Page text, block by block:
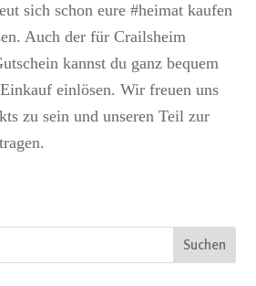
sich schon eure #heimat kaufen
Auch der für Crailsheim
kannst du ganz bequem
einlösen. Wir freuen uns
zu sein und unseren Teil zur
Suchen